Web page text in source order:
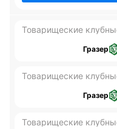
Товарищеские
Гразер
Товарищеские
Гразер
Товарищеские